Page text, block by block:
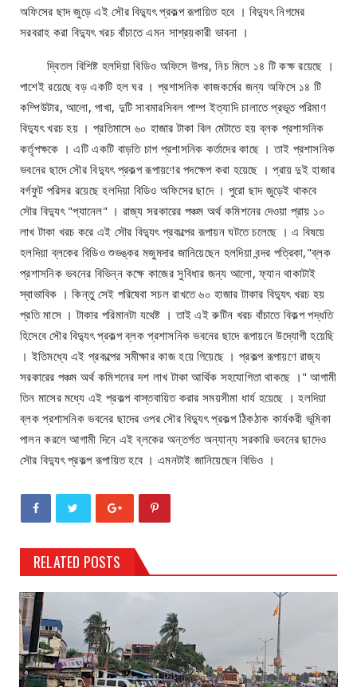
অফিসের ছাদ জুড়ে এই সৌর বিদ্যুৎ প্রকল্প রূপায়িত হবে । বিদ্যুৎ নিগমের
সরবরাহ করা বিদ্যুৎ খরচ বাঁচাতে এমন সাশ্রয়কারী ভাবনা ।
দ্বিতল বিশিষ্ট হলদিয়া বিডিও অফিসে উপর, নিচ মিলে ১৪ টি কক্ষ রয়েছে ।
পাশেই রয়েছে বড় একটি হল ঘর । প্রশাসনিক কাজকর্মের জন্য অফিসে ১৪ টি
কম্পিউটার, আলো, পাখা, দুটি সাবমারসিবল পাম্প ইত্যাদি চালাতে প্রভূত পরিমাণ
বিদ্যুৎ খরচ হয় । প্রতিমাসে ৬০ হাজার টাকা বিল মেটাতে হয় ব্লক প্রশাসনিক
কর্তৃপক্ষকে । এটি একটি বাড়তি চাপ প্রশাসনিক কর্তাদের কাছে । তাই প্রশাসনিক
ভবনের ছাদে সৌর বিদ্যুৎ প্রকল্প রূপায়ণের পদক্ষেপ করা হয়েছে । প্রায় দুই হাজার
বর্গফুট পরিসর রয়েছে হলদিয়া বিডিও অফিসের ছাদে । পুরো ছাদ জুড়েই থাকবে
সৌর বিদ্যুৎ "প্যানেল" । রাজ্য সরকারের পঞ্চম অর্থ কমিশনের দেওয়া প্রায় ১০
লাখ টাকা খরচ করে এই সৌর বিদ্যুৎ প্রকল্পের রূপায়ন ঘটতে চলেছে । এ বিষয়ে
হলদিয়া ব্লকের বিডিও শুভঙ্কর মজুমদার জানিয়েছেন হলদিয়া বন্দর পত্রিকা,"ব্লক
প্রশাসনিক ভবনের বিভিন্ন কক্ষে কাজের সুবিধার জন্য আলো, ফ্যান থাকাটাই
স্বাভাবিক । কিন্তু সেই পরিষেবা সচল রাখতে ৬০ হাজার টাকার বিদ্যুৎ খরচ হয়
প্রতি মাসে । টাকার পরিমানটা যথেষ্ট । তাই এই রুটিন খরচ বাঁচাতে বিকল্প পদ্ধতি
হিসেবে সৌর বিদ্যুৎ প্রকল্প ব্লক প্রশাসনিক ভবনের ছাদে রূপায়নে উদ্যোগী হয়েছি
। ইতিমধ্যে এই প্রকল্পের সমীক্ষার কাজ হয়ে গিয়েছে । প্রকল্প রূপায়ণে রাজ্য
সরকারের পঞ্চম অর্থ কমিশনের দশ লাখ টাকা আর্থিক সহযোগিতা থাকছে ।" আগামী
তিন মাসের মধ্যে এই প্রকল্প বাস্তবায়িত করার সময়সীমা ধার্য হয়েছে । হলদিয়া
ব্লক প্রশাসনিক ভবনের ছাদের ওপর সৌর বিদ্যুৎ প্রকল্প ঠিকঠাক কার্যকরী ভূমিকা
পালন করলে আগামী দিনে এই ব্লকের অন্তর্গত অন্যান্য সরকারি ভবনের ছাদেও
সৌর বিদ্যুৎ প্রকল্প রূপায়িত হবে । এমনটাই জানিয়েছেন বিডিও ।
RELATED POSTS